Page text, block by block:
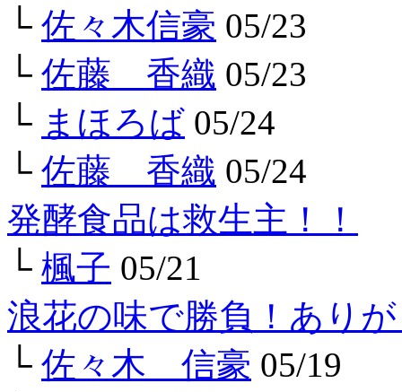
└ 佐々木信豪 05/23
└ 佐藤 香織 05/23
└ まほろば 05/24
└ 佐藤 香織 05/24
発酵食品は救生主！！
└ 楓子 05/21
浪花の味で勝負！あり
└ 佐々木 信豪 05/19